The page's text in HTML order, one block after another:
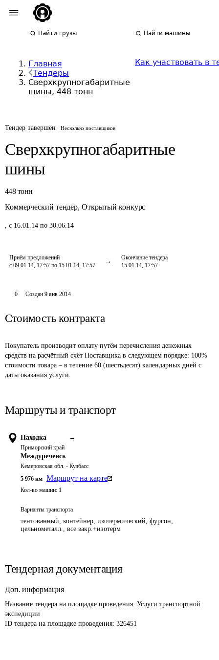
Найти грузы Найти машины
Главная
Тендеры
Сверхкрупногабаритные
шины, 448 тонн
Как участвовать в
Тендер завершён Несколько поставщиков
Сверхкрупногабаритные
шины
448 тонн
Коммерческий тендер, Открытый конкурс
, с 16.01.14 по 30.06.14
Приём предложений
с 09.01.14, 17:57 по 15.01.14, 17:57
Окончание тендера
15.01.14, 17:57
0 Создан 9 янв 2014
Стоимость контракта
Покупатель производит оплату путём перечисления денежных
средств на расчётный счёт Поставщика в следующем порядке: 100%
стоимости товара – в течение 60 (шестьдесят) календарных дней с
даты оказания услуги.
Маршруты и транспорт
Находка →
Приморский край
Междуреченск
Кемеровская обл. - Кузбасс
5 976 км Маршрут на карте
Кол-во машин: 1
Варианты транспорта
тентованный, контейнер, изотермический, фургон,
цельнометалл., все закр.+изотерм
Тендерная документация
Доп. информация
Название тендера на площадке проведения: Услуги транспортной
экспедиции
ID тендера на площадке проведения: 326451